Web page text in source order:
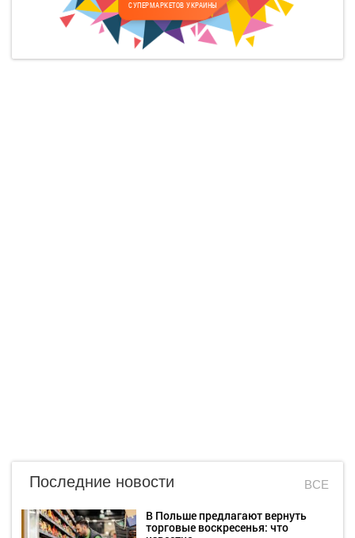
СУПЕРМАРКЕТОВ УКРАИНЫ
Последние новости ВСЕ
В Польше предлагают вернуть
торговые воскресенья: что